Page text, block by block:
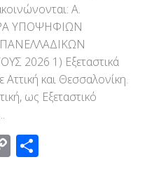
Α.
ΥΠΟΨΗΦΙΩΝ
2026 1) Εξεταστικά
Αττική και Θεσσαλονίκη.
ως Εξεταστικό
Copy